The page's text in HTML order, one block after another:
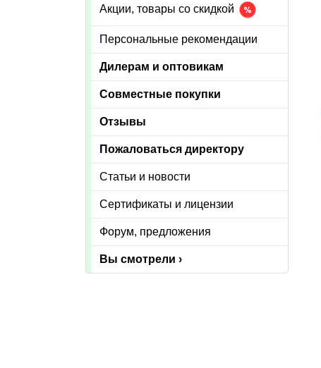
Акции, товары со скидкой
Персональные рекомендации
Дилерам и оптовикам
Совместные покупки
Отзывы
Пожаловаться директору
Статьи и новости
Сертификаты и лицензии
Форум, предложения
Вы смотрели ›